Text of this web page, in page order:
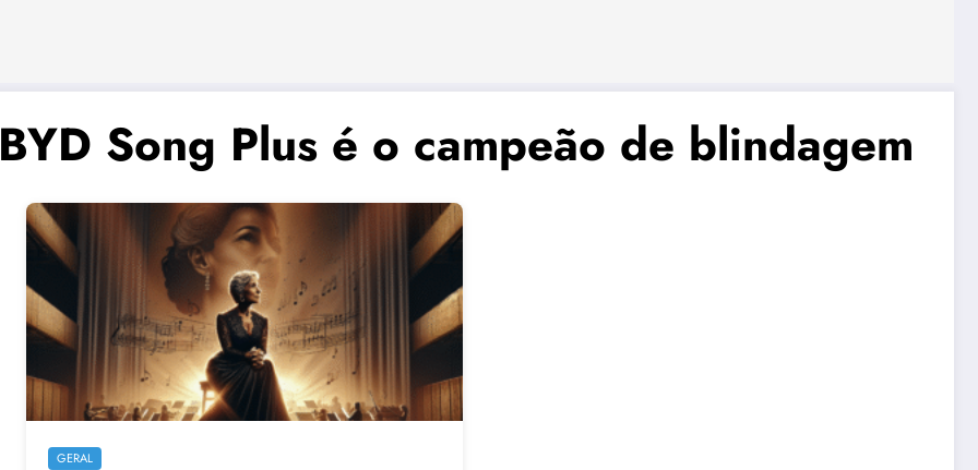
Song Plus é o campeão de blindagem
GERAL